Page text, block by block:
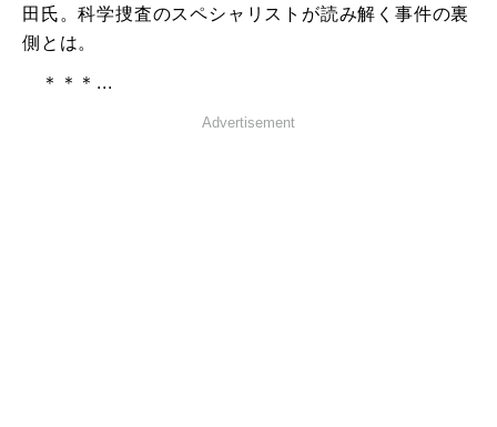
田氏。科学捜査のスペシャリストが読み解く事件の裏
側とは。
＊＊＊...
Advertisement